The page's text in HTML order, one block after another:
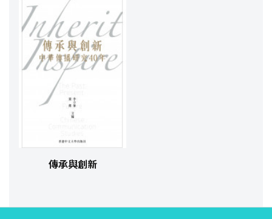
傳承與創新